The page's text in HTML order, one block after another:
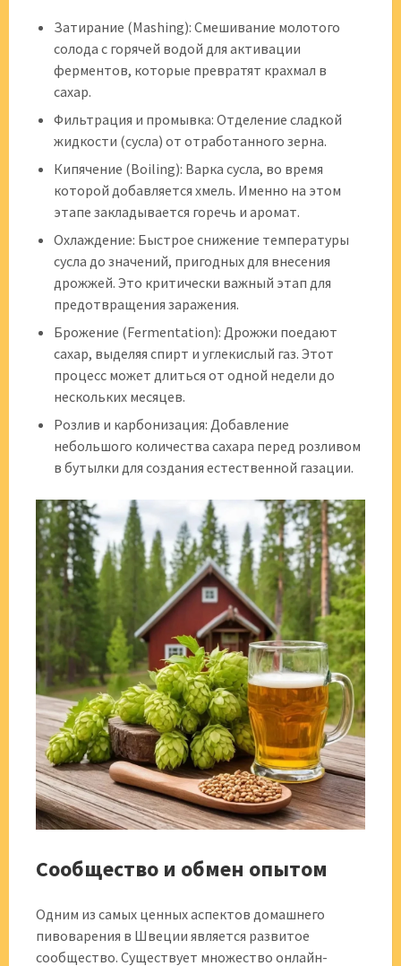
Затирание (Mashing): Смешивание молотого
солода с горячей водой для активации
ферментов, которые превратят крахмал в
сахар.
Фильтрация и промывка: Отделение сладкой
жидкости (сусла) от отработанного зерна.
Кипячение (Boiling): Варка сусла, во время
которой добавляется хмель. Именно на этом
этапе закладывается горечь и аромат.
Охлаждение: Быстрое снижение температуры
сусла до значений, пригодных для внесения
дрожжей. Это критически важный этап для
предотвращения заражения.
Брожение (Fermentation): Дрожжи поедают
сахар, выделяя спирт и углекислый газ. Этот
процесс может длиться от одной недели до
нескольких месяцев.
Розлив и карбонизация: Добавление
небольшого количества сахара перед розливом
в бутылки для создания естественной газации.
Сообщество и обмен опытом
Одним из самых ценных аспектов домашнего
пивоварения в Швеции является развитое
сообщество. Существует множество онлайн-